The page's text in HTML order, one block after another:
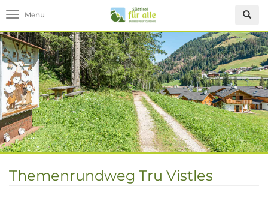
Toggle navigation
Themenrundweg Tru Vistles